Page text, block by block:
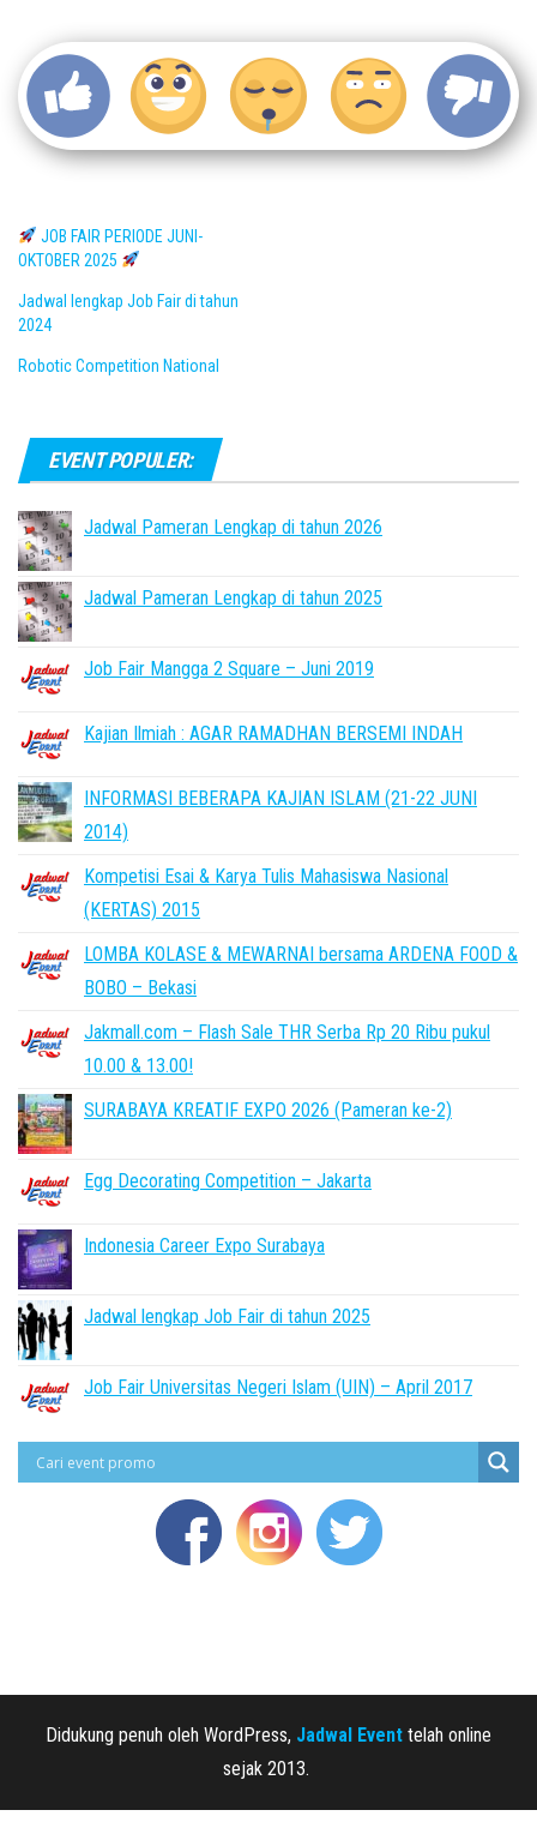
JOB FAIR PERIODE JUNI-
OKTOBER 2025
Jadwal lengkap Job Fair di tahun
2024
Robotic Competition National
EVENT POPULER:
Jadwal Pameran Lengkap di tahun 2026
Jadwal Pameran Lengkap di tahun 2025
Job Fair Mangga 2 Square – Juni 2019
Kajian Ilmiah : AGAR RAMADHAN BERSEMI INDAH
INFORMASI BEBERAPA KAJIAN ISLAM (21-22 JUNI
2014)
Kompetisi Esai & Karya Tulis Mahasiswa Nasional
(KERTAS) 2015
LOMBA KOLASE & MEWARNAI bersama ARDENA FOOD &
BOBO – Bekasi
Jakmall.com – Flash Sale THR Serba Rp 20 Ribu pukul
10.00 & 13.00!
SURABAYA KREATIF EXPO 2026 (Pameran ke-2)
Egg Decorating Competition – Jakarta
Indonesia Career Expo Surabaya
Jadwal lengkap Job Fair di tahun 2025
Job Fair Universitas Negeri Islam (UIN) – April 2017
Didukung penuh oleh WordPress, Jadwal Event telah online
sejak 2013.